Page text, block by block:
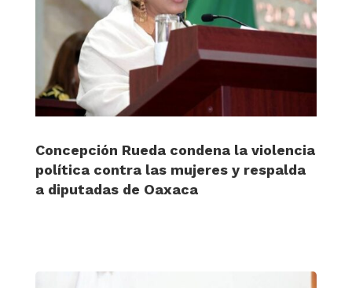
Concepción Rueda condena la violencia
política contra las mujeres y respalda
a diputadas de Oaxaca